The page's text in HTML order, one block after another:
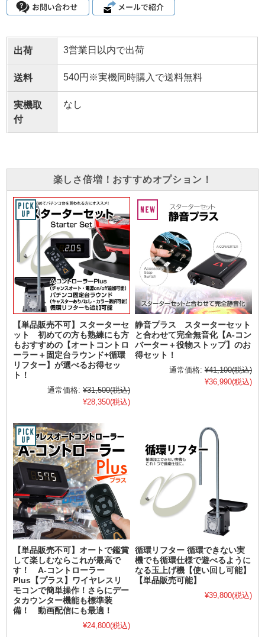
出荷 3営業日以内で出荷
送料 540円※実機同時購入で送料無料
実機取
付
なし
楽しさ倍増！おすすめオプション！
【単品販売不可】スターターセ
ット 初めての方も熟練にも方
もおすすめの【オートコントロ
ーラー＋固定台ラウンド+循環
リフター】が選べるお得セッ
ト！
通常価格: ¥31,500(税込)
¥28,350(税込)
静音プラス スターターセット
と合わせて完全無音化【A-コン
バーター＋役物ストップ】のお
得セット！
通常価格: ¥41,100(税込)
¥36,990(税込)
【単品販売不可】オートで鑑賞
して楽しむならこれが最高で
す！ A-コントローラー
Plus【プラス】ワイヤレスリ
モコンで簡単操作！さらにデー
タカウンター機能も標準装
備！ 動画配信にも最適！
¥24,800(税込)
循環リフター 循環できない実
機でも循環仕様で遊べるように
なる玉上げ機【使い回し可能】
【単品販売可能】
¥39,800(税込)